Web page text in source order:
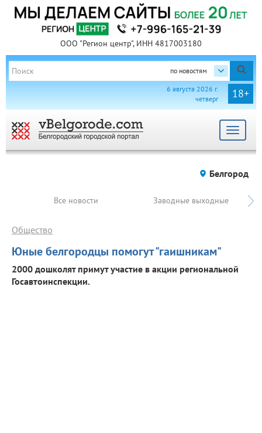
ООО "Регион центр", ИНН 4817003180
по новостям
18+
6 августа 2026 г.
четверг
Toggle
Белгород
Все новости Заводные выходные
Юные белгородцы помогут "гаишникам"
Общество
2000 дошколят примут участие в акции региональной
Госавтоинспекции.